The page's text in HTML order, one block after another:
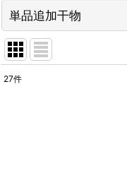
単品追加干物
27件